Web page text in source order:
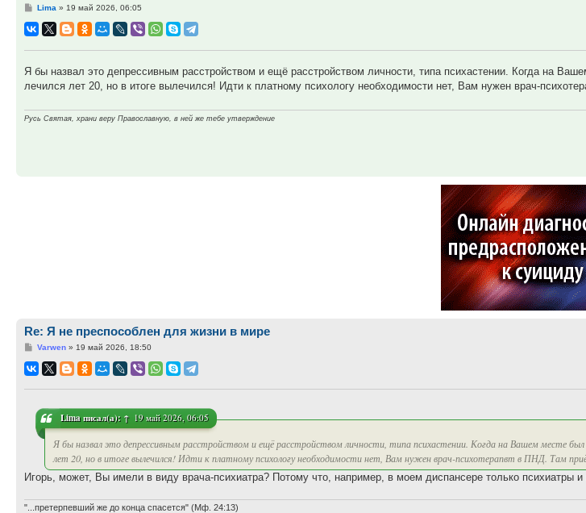
Сообщение
Lima » 19 май 2026, 06:05
Я бы назвал это депрессивным расстройством и ещё расстройством личности, типа психастении. Когда на
лечился лет 20, но в итоге вылечился! Идти к платному психологу необходимости нет, Вам нужен врач-
Русь Святая, храни веру Православную, в ней же тебе утверждение
Re: Я не преспособлен для жизни в мире
Сообщение
Varwen» 19 май 2026, 18:50
Limaписал(а): ↑ 19 май 2026, 06:05
Я бы назвал это депрессивным расстройством и ещё расстройством личности, типа психастении. Когда на Вашем месте
лет 20, но в итоге вылечился! Идти к платному психологу необходимости нет, Вам нужен врач-психотерапвт в ПНД. Там
Игорь, может, Вы имели в виду врача-психиатра? Потому что, например, в моем диспансере только психиатры и
"...претерпевший же до конца спасется" (Мф. 24:13)